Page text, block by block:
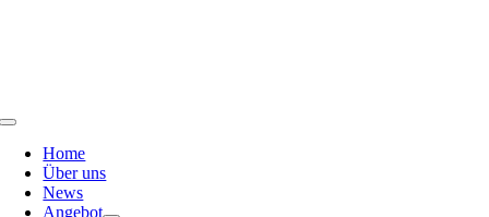
Toggle
NavigationHome
Über uns
News
Angebot